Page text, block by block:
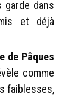
garde dans
et déjà
de Pâques
comme
faiblesses,